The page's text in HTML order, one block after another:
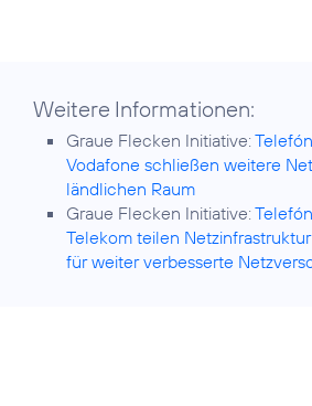
Weitere Informationen:
Graue Flecken Initiative:
Vodafone schließen weitere
ländlichen Raum
Graue Flecken Initiative:
Telekom teilen
für weiter verbesserte